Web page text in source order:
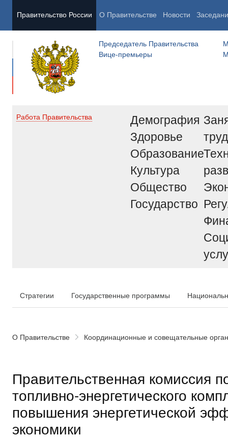
Правительство России О Правительстве Новости
Председатель Правительства
Вице-премьеры
Работа Правительства
Демография
Здоровье
Образование
Культура
Общество
Государство
труд
Стратегии Государственные программы
О Правительстве Координационные и совещательные
Правительственная комиссия
топливно-энергетического
повышения энергетической
экономики